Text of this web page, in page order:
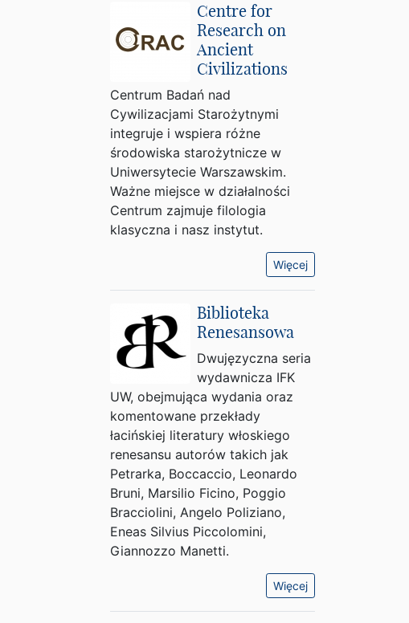
Centre for
Research on
Ancient
Civilizations
Centrum Badań nad
Cywilizacjami Starożytnymi
integruje i wspiera różne
środowiska starożytnicze w
Uniwersytecie Warszawskim.
Ważne miejsce w działalności
Centrum zajmuje filologia
klasyczna i nasz instytut.
Więcej
Biblioteka
Renesansowa
Dwujęzyczna seria
wydawnicza IFK
UW, obejmująca wydania oraz
komentowane przekłady
łacińskiej literatury włoskiego
renesansu autorów takich jak
Petrarka, Boccaccio, Leonardo
Bruni, Marsilio Ficino, Poggio
Bracciolini, Angelo Poliziano,
Eneas Silvius Piccolomini,
Giannozzo Manetti.
Więcej